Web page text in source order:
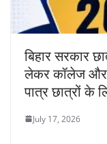
बिहार सरकार
लेकर कॉलेज और
पात्र छात्रों के
July 17, 2026